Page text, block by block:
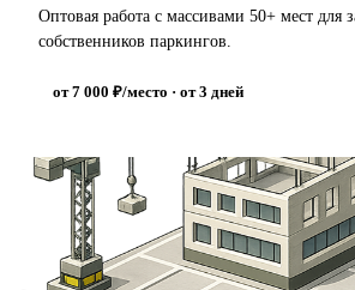
Оптовая работа с массивами 50+ мест
собственников паркингов.
от 7 000 ₽/место · от 3 дней